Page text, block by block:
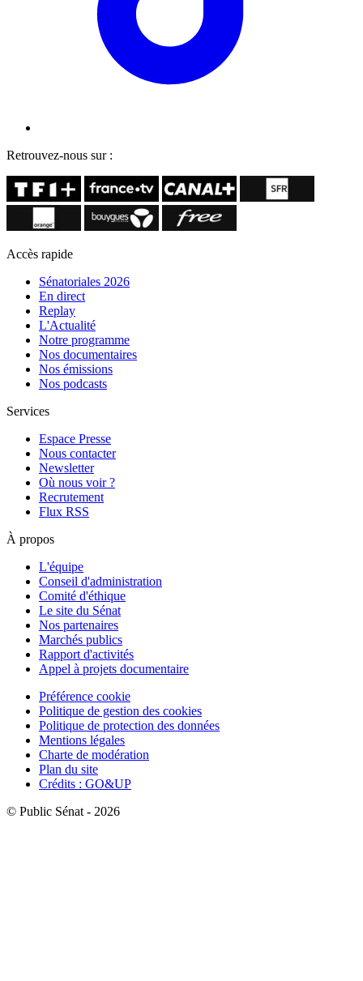
Retrouvez-nous sur :
Accès rapide
Sénatoriales 2026
En direct
Replay
L'Actualité
Notre programme
Nos documentaires
Nos émissions
Nos podcasts
Services
Espace Presse
Nous contacter
Newsletter
Où nous voir ?
Recrutement
Flux RSS
À propos
L'équipe
Conseil d'administration
Comité d'éthique
Le site du Sénat
Nos partenaires
Marchés publics
Rapport d'activités
Appel à projets documentaire
Préférence cookie
Politique de gestion des cookies
Politique de protection des données
Mentions légales
Charte de modération
Plan du site
Crédits : GO&UP
© Public Sénat - 2026